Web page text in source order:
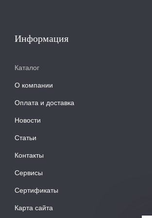
Информация
Каталог
О компании
Оплата и доставка
Новости
Статьи
Контакты
Сервисы
Сертификаты
Карта сайта